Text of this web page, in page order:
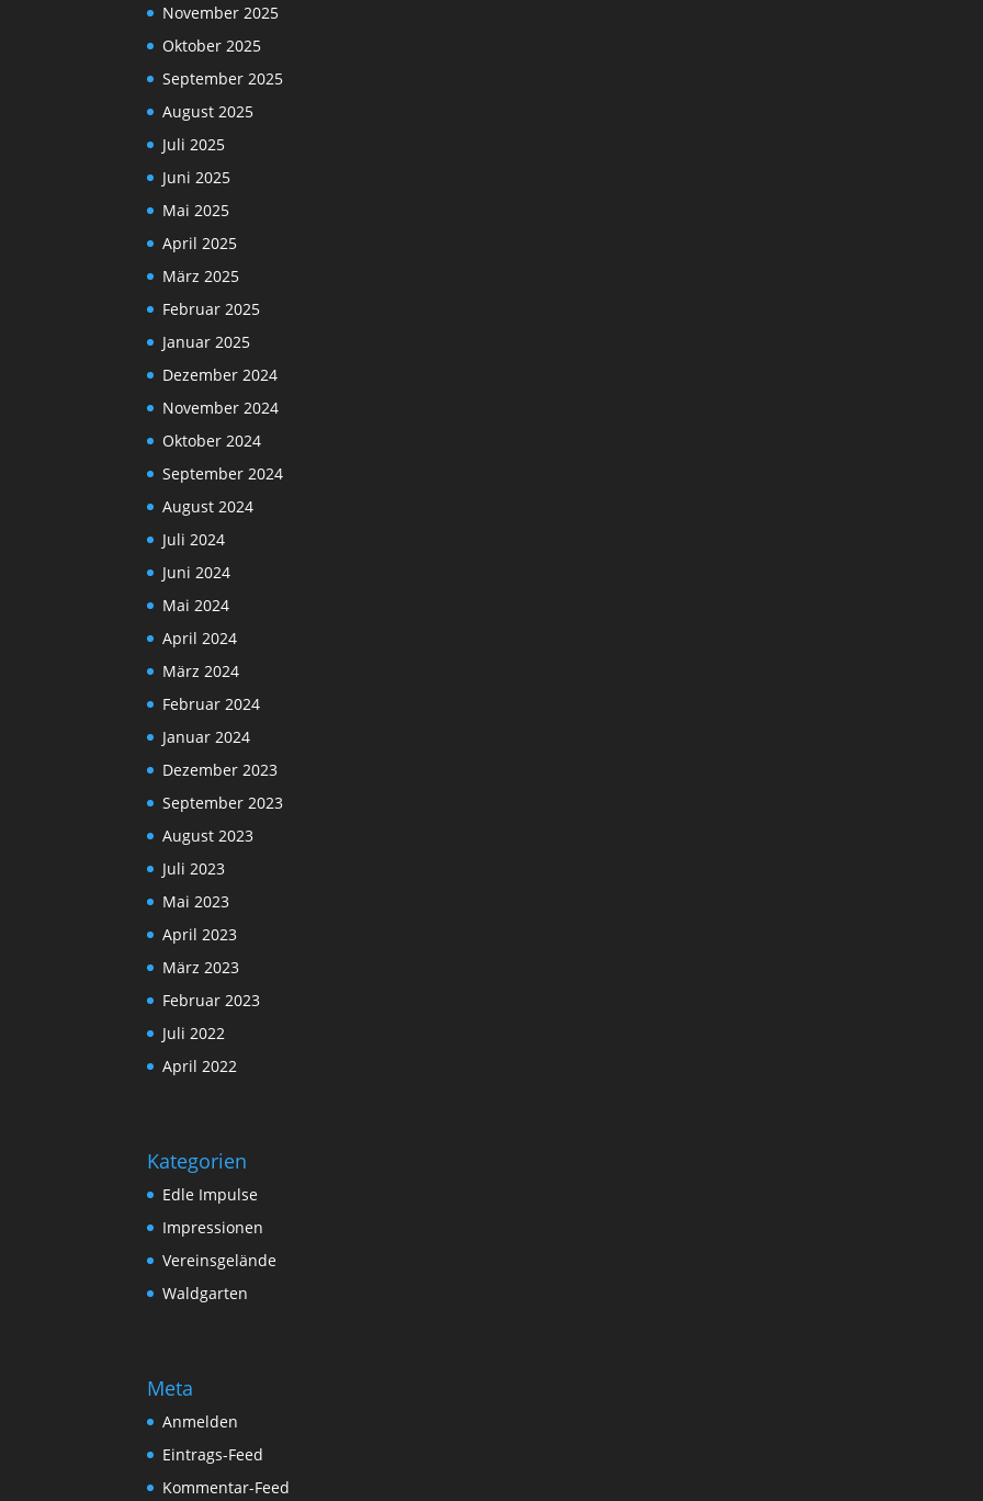
November 2025
Oktober 2025
September 2025
August 2025
Juli 2025
Juni 2025
Mai 2025
April 2025
März 2025
Februar 2025
Januar 2025
Dezember 2024
November 2024
Oktober 2024
September 2024
August 2024
Juli 2024
Juni 2024
Mai 2024
April 2024
März 2024
Februar 2024
Januar 2024
Dezember 2023
September 2023
August 2023
Juli 2023
Mai 2023
April 2023
März 2023
Februar 2023
Juli 2022
April 2022
Kategorien
Edle Impulse
Impressionen
Vereinsgelände
Waldgarten
Meta
Anmelden
Eintrags-Feed
Kommentar-Feed